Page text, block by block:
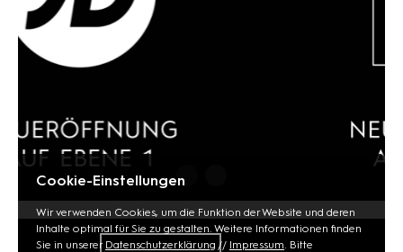
Cookie-Einstellungen
Wir verwenden Cookies, um die Funktion der Website und deren
Inhalte optimal für Sie zu gestalten. Weitere Informationen finden
Sie in unserer Datenschutzerklärung // Impressum . Bitte